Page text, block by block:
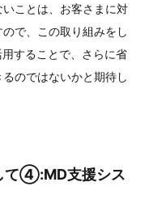
ことは、お客さまに対
で、この取り組みをし
することで、さらに省
のではないかと期待し
て④:MD支援シス